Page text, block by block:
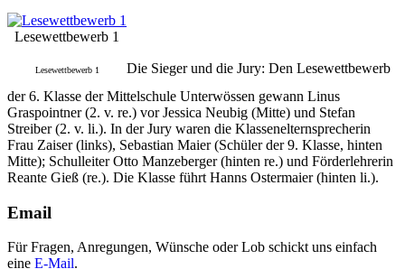
Lesewettbewerb 1
Lesewettbewerb 1
Die Sieger und die Jury: Den Lesewettbewerb
der 6. Klasse der Mittelschule Unterwössen gewann Linus
Graspointner (2. v. re.) vor Jessica Neubig (Mitte) und Stefan
Streiber (2. v. li.). In der Jury waren die Klassenelternsprecherin
Frau Zaiser (links), Sebastian Maier (Schüler der 9. Klasse, hinten
Mitte); Schulleiter Otto Manzeberger (hinten re.) und Förderlehrerin
Reante Gieß (re.). Die Klasse führt Hanns Ostermaier (hinten li.).
Email
Für Fragen, Anregungen, Wünsche oder Lob schickt uns einfach
eine E-Mail.